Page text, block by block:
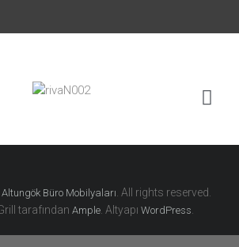
Altungök Büro Mobilyaları . All rights reserved.
tarafındanAmple . AltyapıWordPress